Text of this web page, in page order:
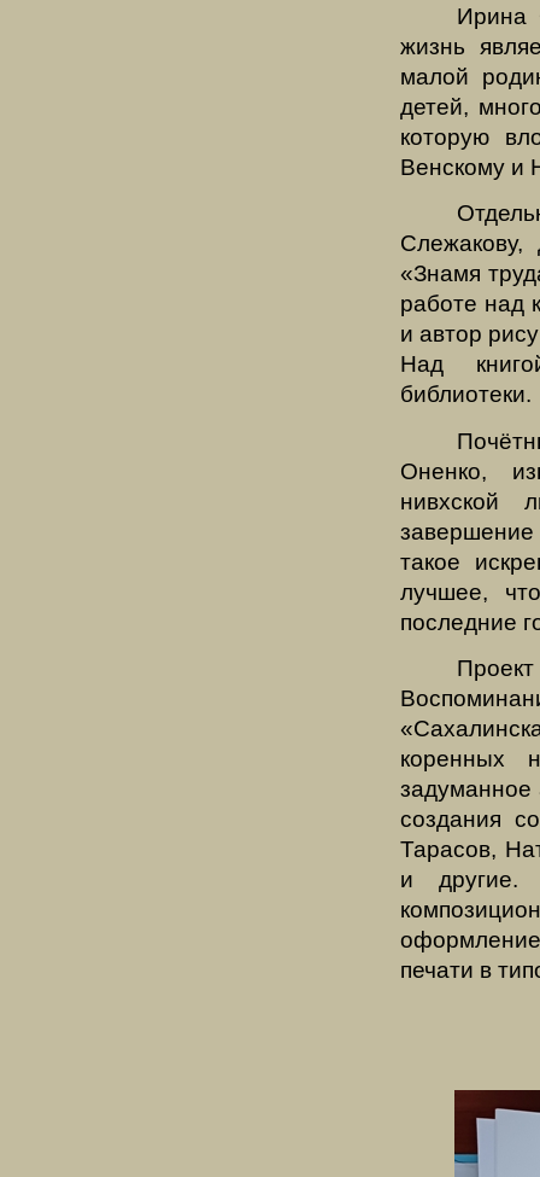
Ирина
жизнь
малой
детей,
которую
Венскому и
«Знамя
работе над
и автор
Над
библиотеки.
Оненко,
нивхской
завершение
такое
лучшее,
последние
«
коренных
задуманное
создания
Тарасов,
и другие.
печати в